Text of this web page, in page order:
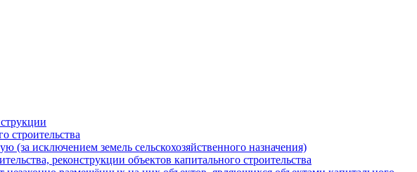
строительства
(за исключением земель сельскохозяйственного назначения)
реконструкции объектов капитального строительства